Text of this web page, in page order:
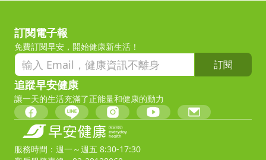
訂閱電子報
免費訂閱早安，開始健康新生活！
訂閱
追蹤早安健康
讓一天的生活充滿了正能量和健康的動力
服務時間：週一～週五 8:30-17:30